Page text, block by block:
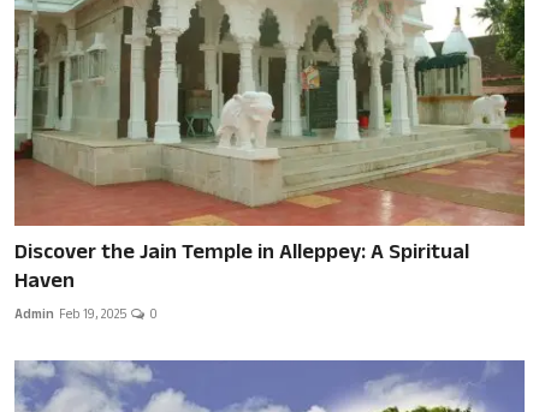
Discover the Jain Temple in Alleppey: A Spiritual
Haven
Admin Feb 19, 2025 0